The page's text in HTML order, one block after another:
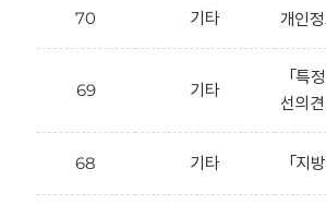
70 기타 개인
69 기타
「특
선의
68 기타 「지